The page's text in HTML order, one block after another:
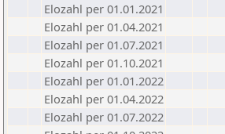
Elozahl per 01.01.2021
Elozahl per 01.04.2021
Elozahl per 01.07.2021
Elozahl per 01.10.2021
Elozahl per 01.01.2022
Elozahl per 01.04.2022
Elozahl per 01.07.2022